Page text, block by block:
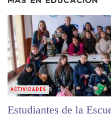
Estudiantes de la
ACTIVIDADES